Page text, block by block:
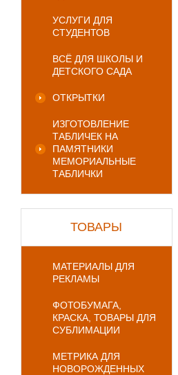
УСЛУГИ ДЛЯ
СТУДЕНТОВ
ВСЁ ДЛЯ ШКОЛЫ И
ДЕТСКОГО САДА
ОТКРЫТКИ
ИЗГОТОВЛЕНИЕ
ТАБЛИЧЕК НА
ПАМЯТНИКИ
МЕМОРИАЛЬНЫЕ
ТАБЛИЧКИ
ТОВАРЫ
МАТЕРИАЛЫ ДЛЯ
РЕКЛАМЫ
ФОТОБУМАГА,
КРАСКА, ТОВАРЫ ДЛЯ
СУБЛИМАЦИИ
МЕТРИКА ДЛЯ
НОВОРОЖДЕННЫХ